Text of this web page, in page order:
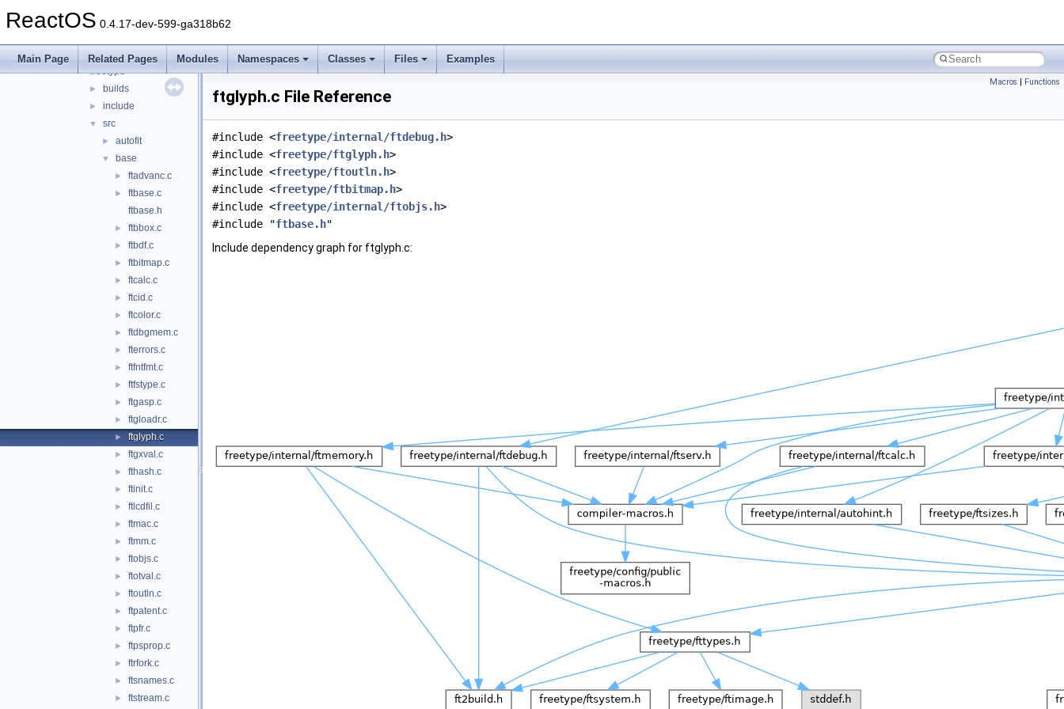
ReactOS 0.4.17-dev-599-ga318b62
Main Page Related Pages Modules Namespaces Classes Files Examples
▼ 3rdparty
cardlib
▼ freetype
► builds
► include
▼ src
► autofit
▼ base
► ftadvanc.c
►
ftbase.c
ftbase.h
► ftbbox.c
► ftbdf.c
► ftbitmap.c
► ftcalc.c
► ftcid.c
► ftcolor.c
► ftdbgmem.c
► fterrors.c
► ftfntfmt.c
► ftfstype.c
► ftgasp.c
► ftgloadr.c
► ftglyph.c
► ftgxval.c
► fthash.c
► ftinit.c
► ftlcdfil.c
► ftmac.c
► ftmm.c
► ftobjs.c
► ftotval.c
► ftoutln.c
► ftpatent.c
► ftpfr.c
► ftpsprop.c
► ftrfork.c
► ftsnames.c
► ftstream.c
Macros | Functions
ftglyph.c File Reference
#include <freetype/internal/ftdebug.h>
#include <freetype/ftglyph.h>
#include <freetype/ftoutln.h>
#include <freetype/ftbitmap.h>
#include <freetype/internal/ftobjs.h>
#include "ftbase.h"
Include dependency graph for ftglyph.c: